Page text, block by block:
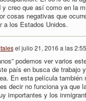
creo que así como en la
cosas negativas que
a los Estados Unidos.
el julio 21, 2016 a las
podemos ver varios
país en busca de trabajo
En esta película
decir no funciona ya que
importantes y los